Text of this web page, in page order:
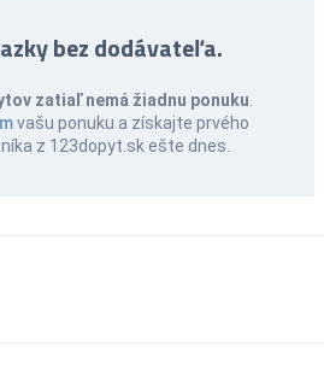
bez dodávateľa.
zatiaľ nemá žiadnu ponuku
vašu ponuku a získajte prvého
z 123dopyt.sk ešte dnes.